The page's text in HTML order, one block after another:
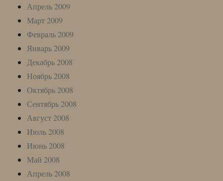
Апрель 2009
Март 2009
Февраль 2009
Январь 2009
Декабрь 2008
Ноябрь 2008
Октябрь 2008
Сентябрь 2008
Август 2008
Июль 2008
Июнь 2008
Май 2008
Апрель 2008